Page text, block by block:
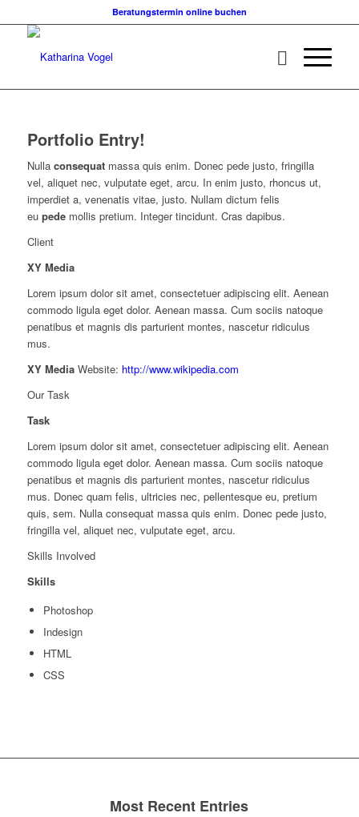
Beratungstermin online buchen
Portfolio Entry!
Nulla consequatmassa quis enim. Donec pede justo, fringilla
vel, aliquet nec, vulputate eget, arcu. In enim justo, rhoncus ut,
imperdiet a, venenatis vitae, justo. Nullam dictum felis
eu pedemollis pretium. Integer tincidunt. Cras dapibus.
Client
XY Media
Lorem ipsum dolor sit amet, consectetuer adipiscing elit. Aenean
commodo ligula eget dolor. Aenean massa. Cum sociis natoque
penatibus et magnis dis parturient montes, nascetur ridiculus
mus.
XY MediaWebsite: http://www.wikipedia.com
Our Task
Task
Lorem ipsum dolor sit amet, consectetuer adipiscing elit. Aenean
commodo ligula eget dolor. Aenean massa. Cum sociis natoque
penatibus et magnis dis parturient montes, nascetur ridiculus
mus. Donec quam felis, ultricies nec, pellentesque eu, pretium
quis, sem. Nulla consequat massa quis enim. Donec pede justo,
fringilla vel, aliquet nec, vulputate eget, arcu.
Skills Involved
Skills
Photoshop
Indesign
HTML
CSS
Most Recent Entries